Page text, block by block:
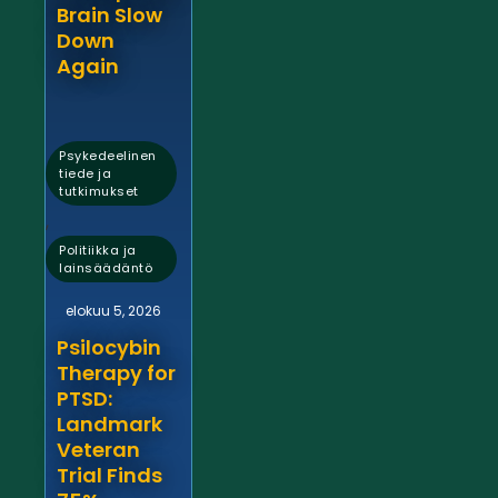
Brain Slow
Down
Again
Psykedeelinen
tiede ja
tutkimukset
,
Politiikka ja
lainsäädäntö
elokuu 5, 2026
Psilocybin
Therapy for
PTSD:
Landmark
Veteran
Trial Finds